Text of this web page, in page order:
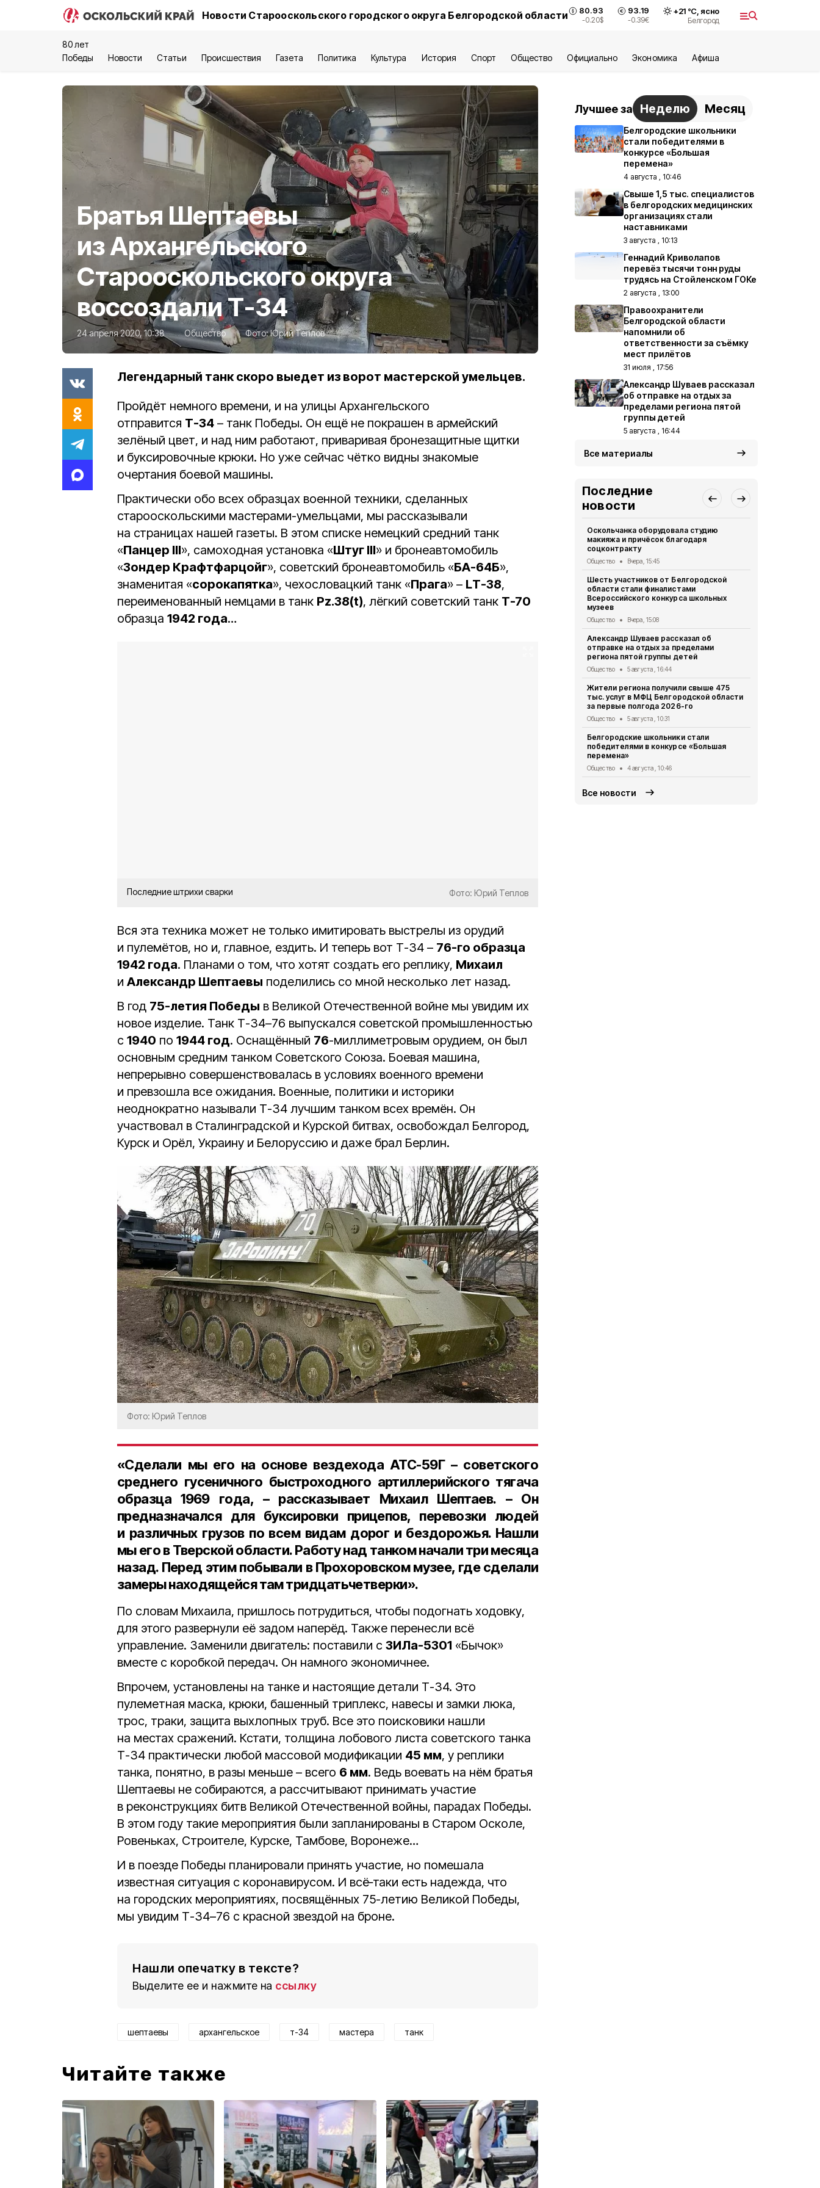
Новости Старооскольского городского округа Белгородской области 80.93
-0.20$
93.19
-0.39€
+21°С, ясно
Белгород
80 лет
Победы
Новости Статьи Происшествия Газета Политика Культура История Спорт Общество Официально Экономика Aфиша
Братья Шептаевы
из Архангельского
Старооскольского округа
воссоздали Т-34
24 апреля 2020, 10:38 Общество Фото:Юрий Теплов
Легендарный танк скоро выедет из ворот мастерской умельцев.
Пройдёт немного времени, и на улицы Архангельского
отправится Т-34 – танк Победы. Он ещё не покрашен в армейский
зелёный цвет, и над ним работают, приваривая бронезащитные щитки
и буксировочные крюки. Но уже сейчас чётко видны знакомые
очертания боевой машины.
Практически обо всех образцах военной техники, сделанных
старооскольскими мастерами-умельцами, мы рассказывали
на страницах нашей газеты. В этом списке немецкий средний танк
«Панцер III», самоходная установка «Штуг III» и бронеавтомобиль
«Зондер Крафтфарцойг», советский бронеавтомобиль «БА-64Б»,
знаменитая «сорокапятка», чехословацкий танк «Прага» – LТ-38,
переименованный немцами в танк Pz.38(t), лёгкий советский танк Т-70
образца 1942 года…
Последние штрихи сварки Фото: Юрий Теплов
Вся эта техника может не только имитировать выстрелы из орудий
и пулемётов, но и, главное, ездить. И теперь вот Т-34 – 76-го образца
1942 года. Планами о том, что хотят создать его реплику, Михаил
и Александр Шептаевы поделились со мной несколько лет назад.
В год 75-летия Победы в Великой Отечественной войне мы увидим их
новое изделие. Танк Т-34–76 выпускался советской промышленностью
с 1940 по 1944 год. Оснащённый 76-миллиметровым орудием, он был
основным средним танком Советского Союза. Боевая машина,
непрерывно совершенствовалась в условиях военного времени
и превзошла все ожидания. Военные, политики и историки
неоднократно называли Т-34 лучшим танком всех времён. Он
участвовал в Сталинградской и Курской битвах, освобождал Белгород,
Курск и Орёл, Украину и Белоруссию и даже брал Берлин.
Фото: Юрий Теплов
«Сделали мы его на основе вездехода АТС-59Г– советского
среднего гусеничного быстроходного артиллерийского тягача
образца1969 года, – рассказывает Михаил Шептаев. – Он
предназначался для буксировки прицепов, перевозки людей
и различных грузов по всем видам дорог и бездорожья. Нашли
мы его в Тверской области. Работу над танком начали три месяца
назад. Перед этим побывали в Прохоровском музее, где сделали
замеры находящейся там тридцатьчетверки».
По словам Михаила, пришлось потрудиться, чтобы подогнать ходовку,
для этого развернули её задом наперёд. Также перенесли всё
управление. Заменили двигатель: поставили с ЗИЛа-5301 «Бычок»
вместе с коробкой передач. Он намного экономичнее.
Впрочем, установлены на танке и настоящие детали Т-34. Это
пулеметная маска, крюки, башенный триплекс, навесы и замки люка,
трос, траки, защита выхлопных труб. Все это поисковики нашли
на местах сражений. Кстати, толщина лобового листа советского танка
Т-34 практически любой массовой модификации 45 мм, у реплики
танка, понятно, в разы меньше – всего 6 мм. Ведь воевать на нём братья
Шептаевы не собираются, а рассчитывают принимать участие
в реконструкциях битв Великой Отечественной войны, парадах Победы.
В этом году такие мероприятия были запланированы в Старом Осколе,
Ровеньках, Строителе, Курске, Тамбове, Воронеже…
И в поезде Победы планировали принять участие, но помешала
известная ситуация с коронавирусом. И всё‑таки есть надежда, что
на городских мероприятиях, посвящённых 75-летию Великой Победы,
мы увидим Т-34–76 с красной звездой на броне.
Нашли опечатку в тексте?
Выделите ее и нажмите на ссылку
шептаевы архангельское т-34 мастера танк
Читайте также
Лучшее за Неделю Месяц
Белгородские школьники
стали победителями в
конкурсе «Большая
перемена»
4 августа , 10:46
Свыше 1,5 тыс. специалистов
в белгородских медицинских
организациях стали
наставниками
3 августа , 10:13
Геннадий Криволапов
перевёз тысячи тонн руды
трудясь на Стойленском ГОКе
2 августа , 13:00
Правоохранители
Белгородской области
напомнили об
ответственности за съёмку
мест прилётов
31 июля , 17:56
Александр Шуваев рассказал
об отправке на отдых за
пределами региона пятой
группы детей
5 августа , 16:44
Все материалы
Последние
новости
Оскольчанка оборудовала студию
макияжа и причёсок благодаря
соцконтракту
Общество Вчера, 15:45
Шесть участников от Белгородской
области стали финалистами
Всероссийского конкурса школьных
музеев
Общество Вчера, 15:08
Александр Шуваев рассказал об
отправке на отдых за пределами
региона пятой группы детей
Общество 5 августа , 16:44
Жители региона получили свыше 475
тыс. услуг в МФЦ Белгородской области
за первые полгода 2026-го
Общество 5 августа , 10:31
Белгородские школьники стали
победителями в конкурсе «Большая
перемена»
Общество 4 августа , 10:46
Все новости